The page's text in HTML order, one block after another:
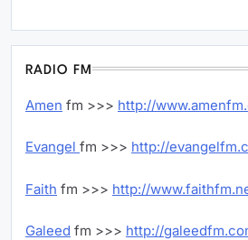
RADIO FM
Amen fm >>> http://
Evangel fm >>> http://
Faith fm >>> http://
Galeed fm >>> http://